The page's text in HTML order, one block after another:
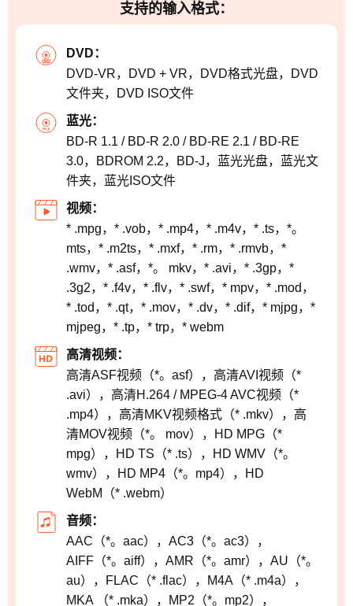
支持的输入格式：
DVD：
DVD-VR，DVD + VR，DVD格式光盘，DVD
文件夹，DVD ISO文件
蓝光：
BD-R 1.1 / BD-R 2.0 / BD-RE 2.1 / BD-RE
3.0，BDROM 2.2，BD-J，蓝光光盘，蓝光文
件夹，蓝光ISO文件
视频：
* .mpg，* .vob，* .mp4，* .m4v，* .ts，*。
mts，* .m2ts，* .mxf，* .rm，* .rmvb，*
.wmv，* .asf，*。 mkv，* .avi，* .3gp，*
.3g2，* .f4v，* .flv，* .swf，* mpv，* .mod，
* .tod，* .qt，* .mov，* .dv，* .dif，* mjpg，*
mjpeg，* .tp，* trp，* webm
高清视频：
高清ASF视频（*。asf），高清AVI视频（*
.avi），高清H.264 / MPEG-4 AVC视频（*
.mp4），高清MKV视频格式（* .mkv），高
清MOV视频（*。 mov），HD MPG（*
mpg），HD TS（* .ts），HD WMV（*。
wmv），HD MP4（*。mp4），HD
WebM（* .webm）
音频：
AAC（*。aac），AC3（*。ac3），
AIFF（*。aiff），AMR（*。amr），AU（*。
au），FLAC（* .flac），M4A（* .m4a），
MKA （* .mka），MP2（*。mp2），